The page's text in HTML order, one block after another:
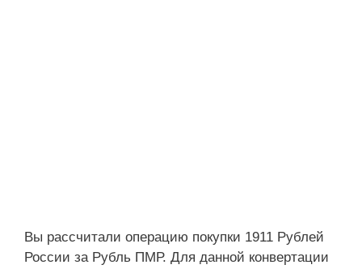
Вы рассчитали операцию покупки 1911 Рублей
России за Рубль ПМР. Для данной конвертации